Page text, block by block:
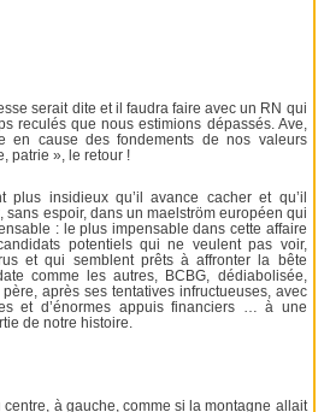
serait dite et il faudra faire avec un RN qui
reculés que nous estimions dépassés. Ave,
en cause des fondements de nos valeurs
patrie », le retour !
plus insidieux qu’il avance cacher et qu’il
sans espoir, dans un maelström européen qui
: le plus impensable dans cette affaire
potentiels qui ne veulent pas voir,
et qui semblent prêts à affronter la bête
comme les autres, BCBG, dédiabolisée,
après ses tentatives infructueuses, avec
et d’énormes appuis financiers … à une
de notre histoire.
à gauche, comme si la montagne allait